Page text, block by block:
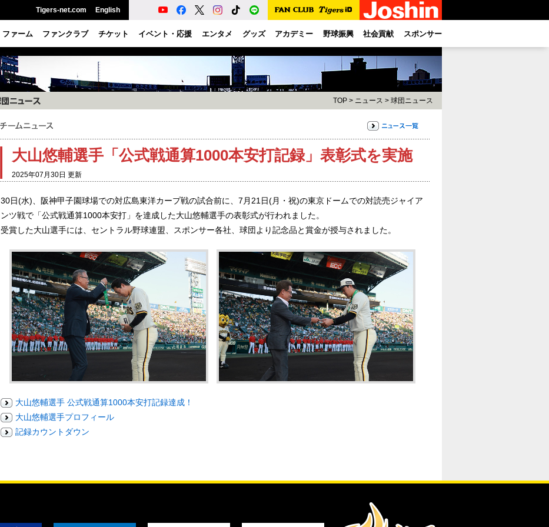
Tigers-net.com English
ファーム ファンクラブ チケット イベント・応援 エンタメ グッズ アカデミー 野球振興 社会貢献 スポンサー
TOP > ニュース > 球団ニュース
大山悠輔選手「公式戦通算1000本安打記録」表彰式を実施
2025年07月30日 更新
30日(水)、阪神甲子園球場での対広島東洋カープ戦の試合前に、7月21日(月・祝)の東京ドームでの対読売ジャイア
ンツ戦で「公式戦通算1000本安打」を達成した大山悠輔選手の表彰式が行われました。
受賞した大山選手には、セントラル野球連盟、スポンサー各社、球団より記念品と賞金が授与されました。
大山悠輔選手 公式戦通算1000本安打記録達成！
大山悠輔選手プロフィール
記録カウントダウン